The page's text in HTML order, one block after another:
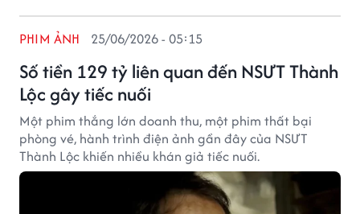
Số tiền 129 tỷ liên quan đến NSƯT Thành
Lộc gây tiếc nuối
PHIM ẢNH 25/06/2026 - 05:15
Một phim thắng lớn doanh thu, một phim thất bại
phòng vé, hành trình điện ảnh gần đây của NSƯT
Thành Lộc khiến nhiều khán giả tiếc nuối.